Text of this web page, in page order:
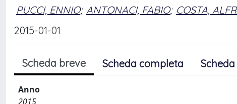
PUCCI, ENNIO; ANTONACI, FABIO; COSTA,
2015-01-01
Scheda breve Scheda completa
Anno
2015